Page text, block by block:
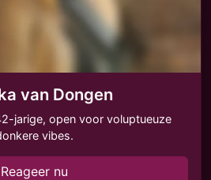
van Dongen
jarige, open voor voluptueuze
vibes.
Reageer nu